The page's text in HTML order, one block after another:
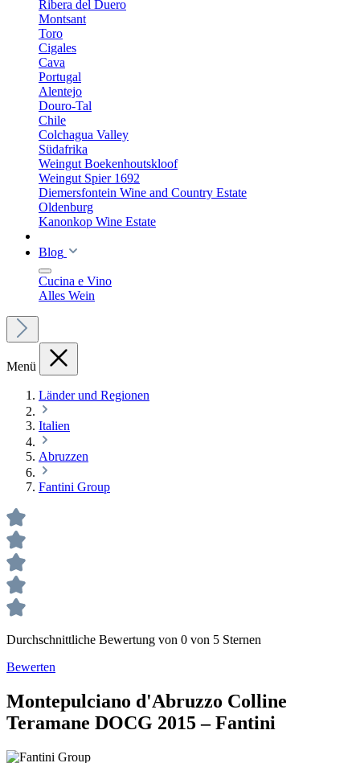
Ribera del Duero
Montsant
Toro
Cigales
Cava
Portugal
Alentejo
Douro-Tal
Chile
Colchagua Valley
Südafrika
Weingut Boekenhoutskloof
Weingut Spier 1692
Diemersfontein Wine and Country Estate
Oldenburg
Kanonkop Wine Estate
Blog
Cucina e Vino
Alles Wein
Menü
Länder und Regionen
Italien
Abruzzen
Fantini Group
Durchschnittliche Bewertung von 0 von 5 Sternen
Bewerten
Montepulciano d'Abruzzo Colline
Teramane DOCG 2015 – Fantini